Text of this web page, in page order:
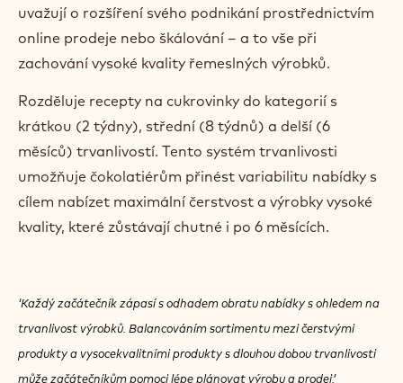
uvažují o rozšíření svého podnikání prostřednictvím
online prodeje nebo škálování – a to vše při
zachování vysoké kvality řemeslných výrobků.
Rozděluje recepty na cukrovinky do kategorií s
krátkou (2 týdny), střední (8 týdnů) a delší (6
měsíců) trvanlivostí. Tento systém trvanlivosti
umožňuje čokolatiérům přinést variabilitu nabídky s
cílem nabízet maximální čerstvost a výrobky vysoké
kvality, které zůstávají chutné i po 6 měsících.
‘Každý začátečník zápasí s odhadem obratu nabídky s ohledem na
trvanlivost výrobků. Balancováním sortimentu mezi čerstvými
produkty a vysocekvalitními produkty s dlouhou dobou trvanlivosti
může začátečníkům pomoci lépe plánovat výrobu a prodej.’